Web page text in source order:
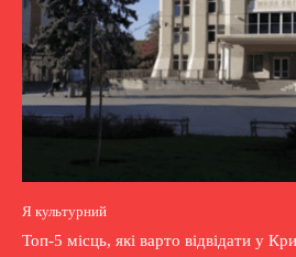
Я культурний
Топ-5 місць, які варто відвідати у